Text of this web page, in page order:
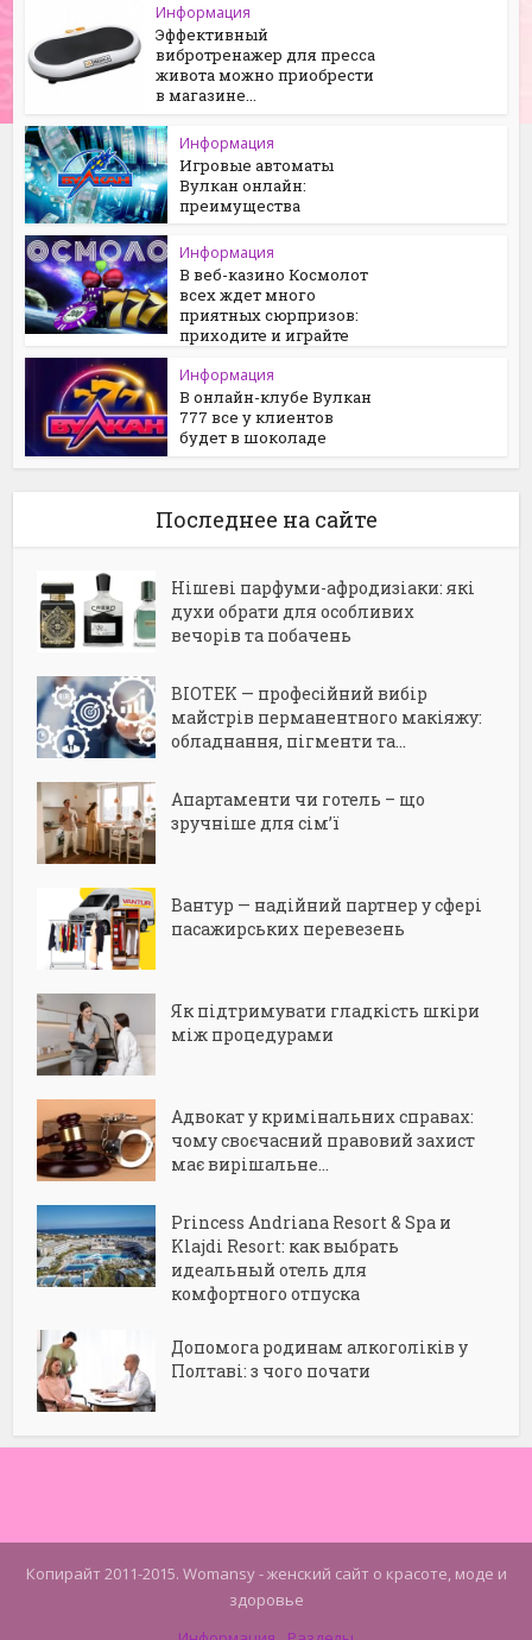
Информация
Эффективный
вибротренажер для пресса
живота можно приобрести
в магазине...
Информация
Игровые автоматы
Вулкан онлайн:
преимущества
Информация
В веб-казино Космолот
всех ждет много
приятных сюрпризов:
приходите и играйте
Информация
В онлайн-клубе Вулкан
777 все у клиентов
будет в шоколаде
Последнее на сайте
Нішеві парфуми-афродизіаки: які
духи обрати для особливих
вечорів та побачень
BIOTEK — професійний вибір
майстрів перманентного макіяжу:
обладнання, пігменти та...
Апартаменти чи готель – що
зручніше для сім’ї
Вантур — надійний партнер у сфері
пасажирських перевезень
Як підтримувати гладкість шкіри
між процедурами
Адвокат у кримінальних справах:
чому своєчасний правовий захист
має вирішальне...
Princess Andriana Resort & Spa и
Klajdi Resort: как выбрать
идеальный отель для
комфортного отпуска
Допомога родинам алкоголіків у
Полтаві: з чого почати
Копирайт 2011-2015. Womansy - женский сайт о красоте, моде и
здоровье